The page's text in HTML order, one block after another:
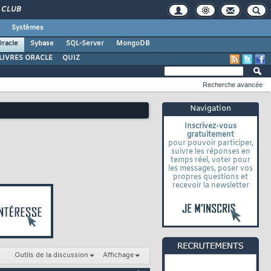
CLUB
Systèmes
Sybase SQL-Server
MongoDB
ORACLE
QUIZ
Navigation
Inscrivez-vous
gratuitement
pour pouvoir participer,
suivre les réponses en
temps réel, voter pour
les messages, poser vos
propres questions et
recevoir la newsletter
Recherche avancée
Outils de la discussion Affichage